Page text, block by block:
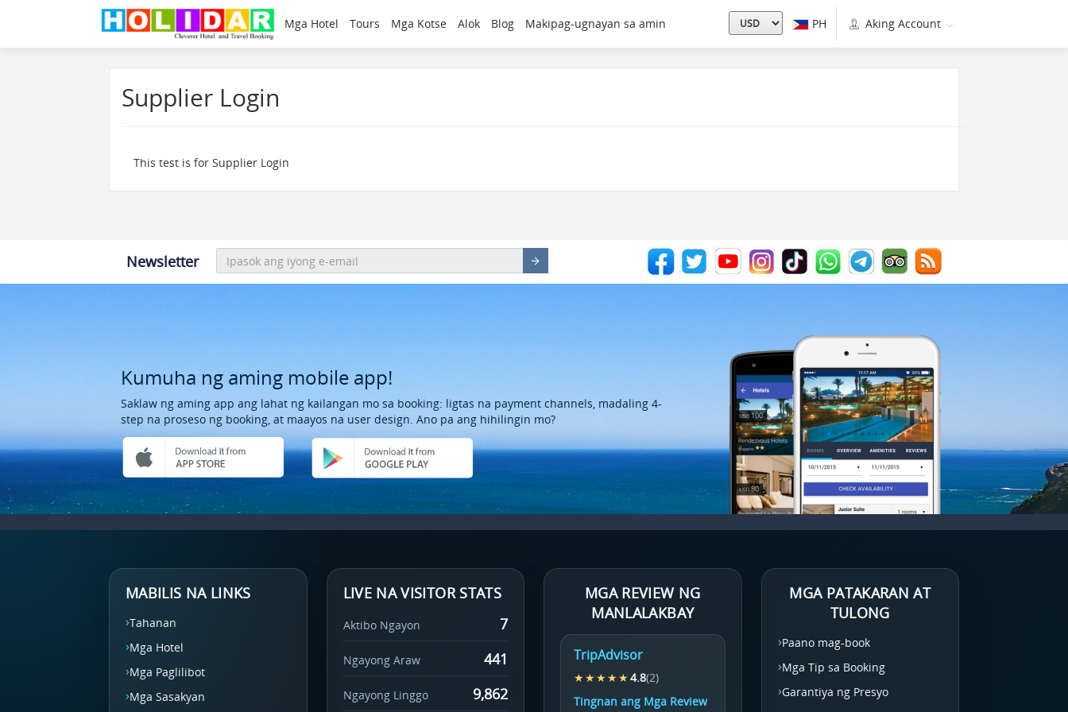
Mga Hotel Tours Mga Kotse Alok Blog Makipag-ugnayan sa amin PH Aking Account
Supplier Login
This test is for Supplier Login
Newsletter
Kumuha ng aming mobile app!
Saklaw ng aming app ang lahat ng kailangan mo sa booking: ligtas na payment channels, madaling 4-
step na proseso ng booking, at maayos na user design. Ano pa ang hihilingin mo?
MABILIS NA LINKS
Tahanan
Mga Hotel
Mga Paglilibot
Mga Sasakyan
LIVE NA VISITOR STATS
Aktibo Ngayon 7
Ngayong Araw 441
Ngayong Linggo 9,862
MGA REVIEW NG
MANLALAKBAY
TripAdvisor
★★★★★4.8(2)
Tingnan ang Mga Review
MGA PATAKARAN AT
TULONG
Paano mag-book
Mga Tip sa Booking
Garantiya ng Presyo